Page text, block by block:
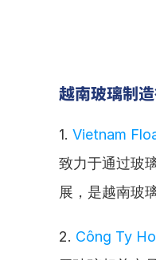
越南玻璃制
1. Vietnam
致力于通过玻
展，是越南玻
2. Công Ty